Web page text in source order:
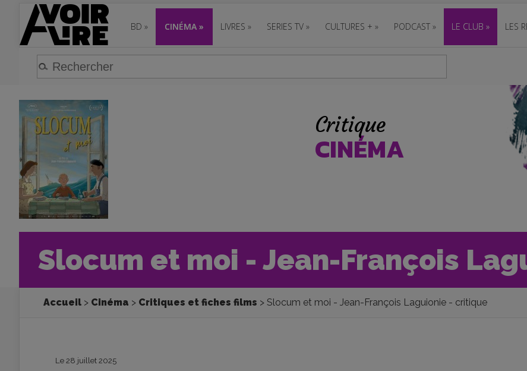
BD » CINÉMA » LIVRES » SERIES TV » CULTURES + » PODCAST » LE CLUB » LES
Critique
CINÉMA
Slocum et moi - Jean-François
Accueil Cinéma Critiques et fiches films Slocum et moi - Jean-François Laguionie - critique
Le 28 juillet 2025